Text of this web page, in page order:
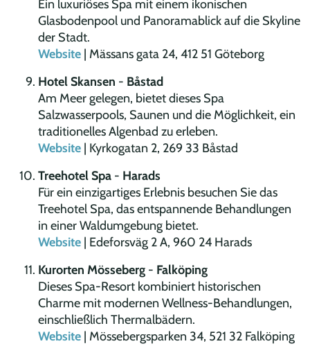
Ein luxuriöses Spa mit einem ikonischen
Glasbodenpool und Panoramablick auf die Skyline
der Stadt.
Website | Mässans gata 24, 412 51 Göteborg
Hotel Skansen - Båstad
Am Meer gelegen, bietet dieses Spa
Salzwasserpools, Saunen und die Möglichkeit, ein
traditionelles Algenbad zu erleben.
Website | Kyrkogatan 2, 269 33 Båstad
Treehotel Spa - Harads
Für ein einzigartiges Erlebnis besuchen Sie das
Treehotel Spa, das entspannende Behandlungen
in einer Waldumgebung bietet.
Website | Edeforsväg 2 A, 960 24 Harads
Kurorten Mösseberg - Falköping
Dieses Spa-Resort kombiniert historischen
Charme mit modernen Wellness-Behandlungen,
einschließlich Thermalbädern.
Website | Mössebergsparken 34, 521 32 Falköping